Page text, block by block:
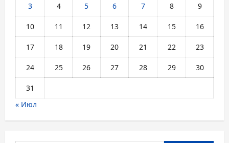
3 4 5 6 7 8 9
10 11 12 13 14 15 16
17 18 19 20 21 22 23
24 25 26 27 28 29 30
31
« Июл